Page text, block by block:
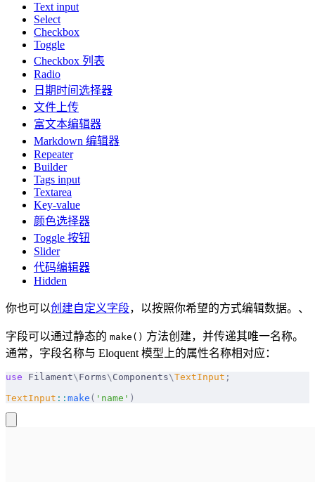
Text input
Select
Checkbox
Toggle
Checkbox 列表
Radio
日期时间选择器
文件上传
富文本编辑器
Markdown 编辑器
Repeater
Builder
Tags input
Textarea
Key-value
颜色选择器
Toggle 按钮
Slider
代码编辑器
Hidden
你也可以创建自定义字段，以按照你希望的方式编辑数据。、
字段可以通过静态的 make() 方法创建，并传递其唯一名称。
通常，字段名称与 Eloquent 模型上的属性名称相对应：
use Filament\ Forms\ Components\TextInput ;
TextInput :: make ( 'name' )